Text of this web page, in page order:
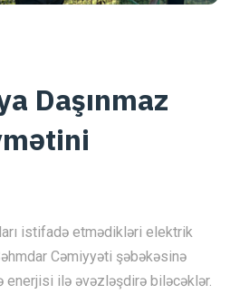
Daşınmaz
istifadə etmədikləri elektrik
Cəmiyyəti şəbəkəsinə
enerjisi ilə əvəzləşdirə biləcəklər.